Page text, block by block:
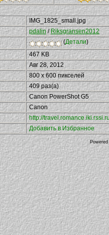
IMG_1825_small.jpg
pdalin / Riksgransen2012
(Детали)
467 KB
Авг 28, 2012
800 x 600 пикселей
409 раз(а)
Canon PowerShot G5
Canon
http://
Добавить в Избранное